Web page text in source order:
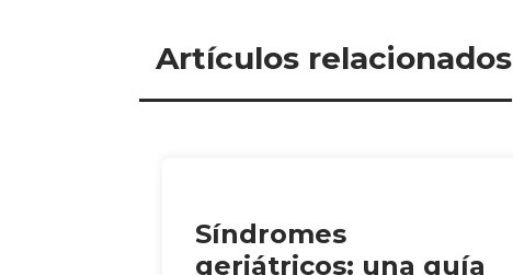
Artículos relacionados
Síndromes
geriátricos: una guía